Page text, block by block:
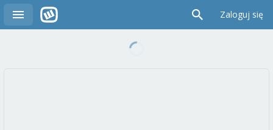
Zaloguj się